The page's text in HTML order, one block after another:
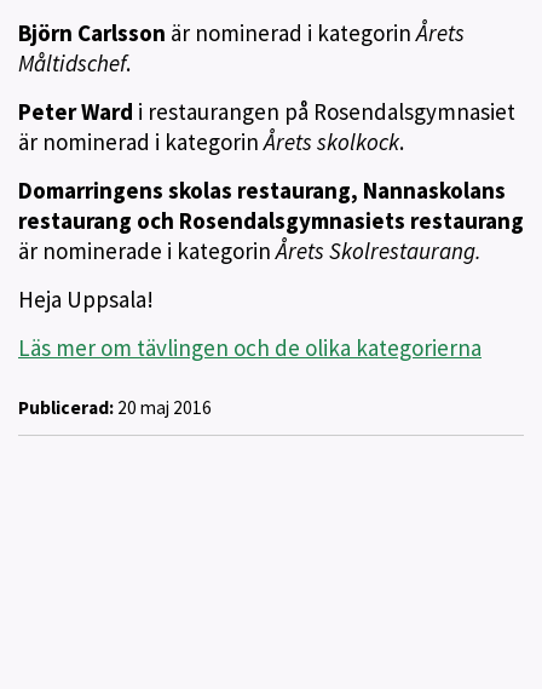
Björn Carlsson är nominerad i kategorinÅrets
Måltidschef.
Peter Ward i restaurangen på Rosendalsgymnasiet
är nominerad i kategorinÅrets skolkock.
Domarringens skolas restaurang, Nannaskolans
restaurang och Rosendalsgymnasiets restaurang
är nominerade i kategorinÅrets Skolrestaurang.
Heja Uppsala!
Läs mer om tävlingen och de olika kategorierna
Publicerad: 20 maj 2016